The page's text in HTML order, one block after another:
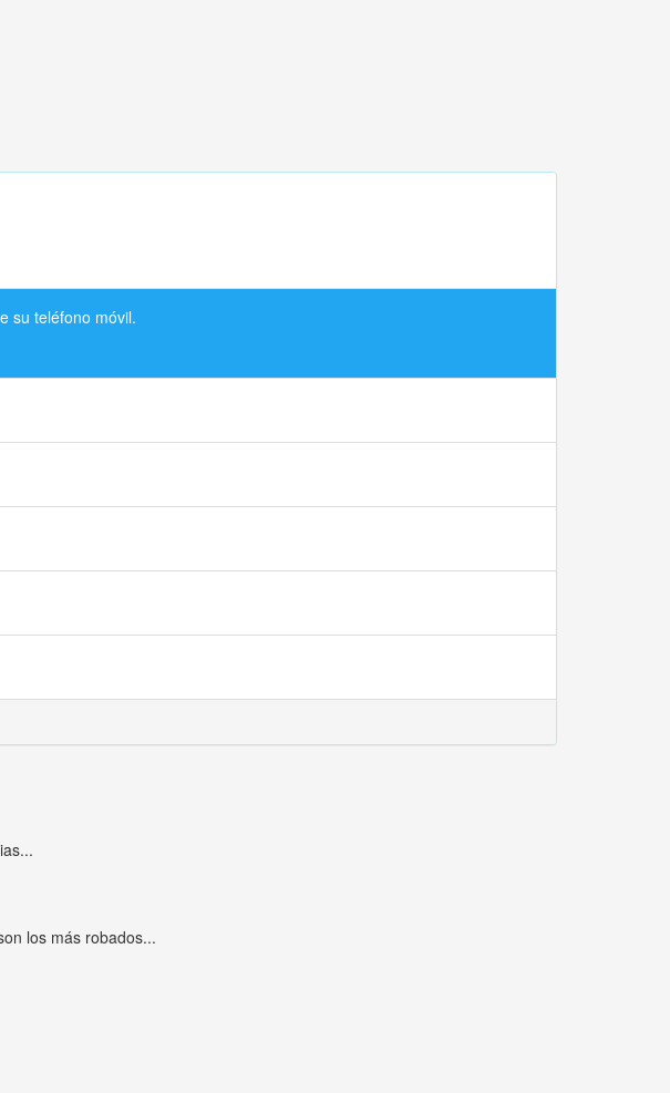
su teléfono móvil.
los más robados...